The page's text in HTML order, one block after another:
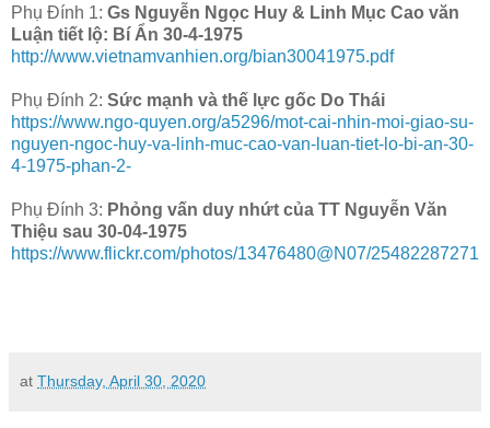
Phụ Đính 1: Gs Nguyễn Ngọc Huy & Linh Mục Cao văn
Luận tiết lộ: Bí Ẩn 30-4-1975
http://www.vietnamvanhien.org/bian30041975.pdf
Phụ Đính 2: Sức mạnh và thế lực gốc Do Thái
https://www.ngo-quyen.org/a5296/mot-cai-nhin-moi-giao-su-
nguyen-ngoc-huy-va-linh-muc-cao-van-luan-tiet-lo-bi-an-30-
4-1975-phan-2-
Phụ Đính 3: Phỏng vấn duy nhứt của TT Nguyễn Văn
Thiệu sau 30-04-1975
https://www.flickr.com/photos/13476480@N07/25482287271
at Thursday, April 30, 2020